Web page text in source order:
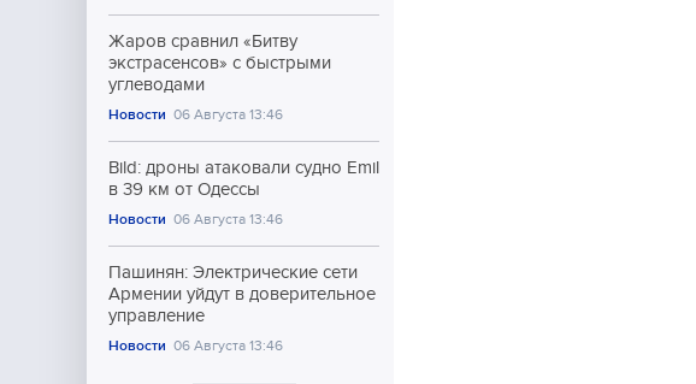
Жаров сравнил «Битву
экстрасенсов» с быстрыми
углеводами
Новости 06 Августа 13:46
Bild: дроны атаковали судно Emil
в 39 км от Одессы
Новости 06 Августа 13:46
Пашинян: Электрические сети
Армении уйдут в доверительное
управление
Новости 06 Августа 13:46